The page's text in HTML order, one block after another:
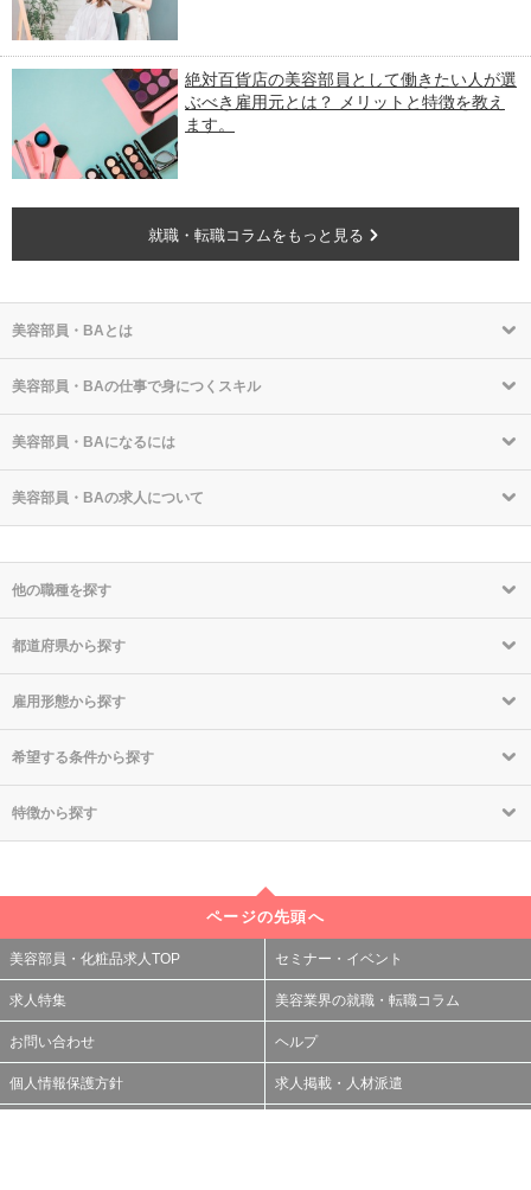
絶対百貨店の美容部員として働きたい人が選
ぶべき雇用元とは？ メリットと特徴を教え
ます。
就職・転職コラムをもっと見る
美容部員・BAとは
美容部員・BAの仕事で身につくスキル
美容部員・BAになるには
美容部員・BAの求人について
他の職種を探す
都道府県から探す
雇用形態から探す
希望する条件から探す
特徴から探す
ページの先頭へ
美容部員・化粧品求人TOP セミナー・イベント
求人特集 美容業界の就職・転職コラム
お問い合わせ ヘルプ
個人情報保護方針 求人掲載・人材派遣